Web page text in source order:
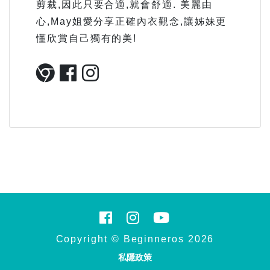
剪裁,因此只要合適,就會舒適. 美麗由
心,May姐愛分享正確內衣觀念,讓姊妹更
懂欣賞自己獨有的美!
Copyright © Beginneros 2026
私隱政策